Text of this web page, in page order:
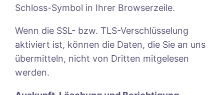
Schloss-Symbol in Ihrer Browserzeile.
Wenn die SSL- bzw. TLS-Verschlüsselung
aktiviert ist, können die Daten, die Sie an uns
übermitteln, nicht von Dritten mitgelesen
werden.